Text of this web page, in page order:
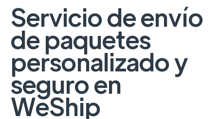
Servicio de envío
de paquetes
personalizado y
seguro en
WeShip